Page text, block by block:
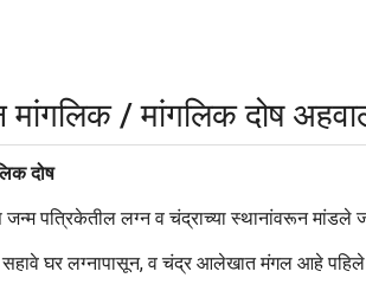
मांगलिक / मांगलिक दोष
दोष
जन्म पत्रिकेतील लग्न व चंद्राच्या स्थानांवरून मांडले
घर लग्नापासून, व चंद्र आलेखात मंगल आहे पहिले